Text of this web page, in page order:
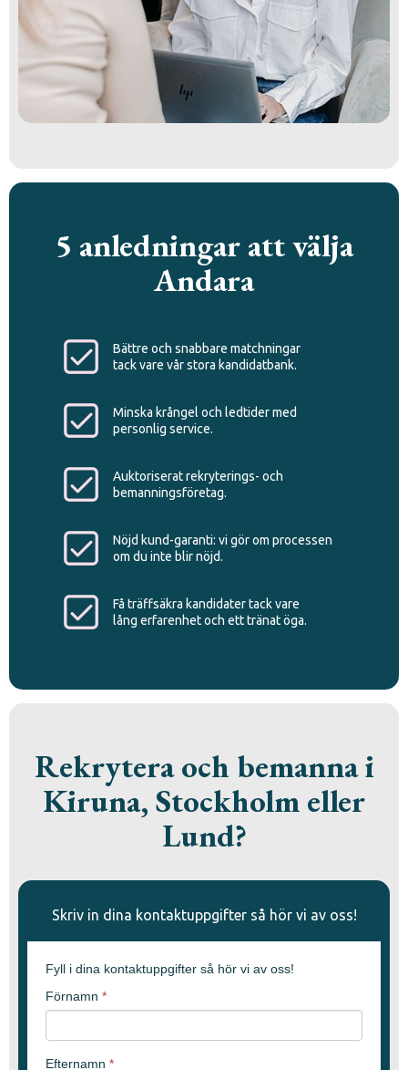
5 anledningar att välja
Andara
Bättre och snabbare matchningar
tack vare vår stora kandidatbank.
Minska krångel och ledtider med
personlig service.
Auktoriserat rekryterings- och
bemanningsföretag.
Nöjd kund-garanti: vi gör om processen
om du inte blir nöjd.
Få träffsäkra kandidater tack vare
lång erfarenhet och ett tränat öga.
Rekrytera och bemanna i
Kiruna, Stockholm eller
Lund?
Skriv in dina kontaktuppgifter så hör vi av oss!